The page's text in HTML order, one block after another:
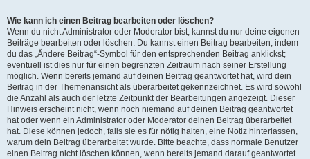
Wie kann ich einen Beitrag bearbeiten oder löschen?
Wenn du nicht Administrator oder Moderator bist, kannst du nur deine eigenen
Beiträge bearbeiten oder löschen. Du kannst einen Beitrag bearbeiten, indem
du das „Ändere Beitrag“-Symbol für den entsprechenden Beitrag anklickst;
eventuell ist dies nur für einen begrenzten Zeitraum nach seiner Erstellung
möglich. Wenn bereits jemand auf deinen Beitrag geantwortet hat, wird dein
Beitrag in der Themenansicht als überarbeitet gekennzeichnet. Es wird sowohl
die Anzahl als auch der letzte Zeitpunkt der Bearbeitungen angezeigt. Dieser
Hinweis erscheint nicht, wenn noch niemand auf deinen Beitrag geantwortet
hat oder wenn ein Administrator oder Moderator deinen Beitrag überarbeitet
hat. Diese können jedoch, falls sie es für nötig halten, eine Notiz hinterlassen,
warum dein Beitrag überarbeitet wurde. Bitte beachte, dass normale Benutzer
einen Beitrag nicht löschen können, wenn bereits jemand darauf geantwortet